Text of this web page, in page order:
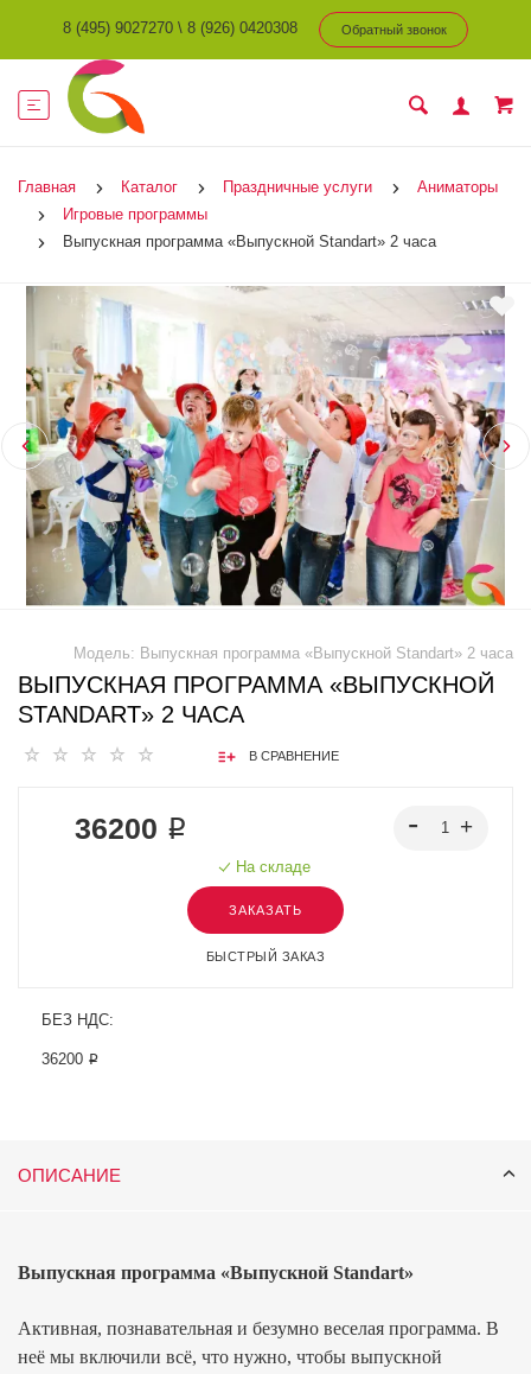
8 (495) 9027270 \ 8 (926) 0420308 Обратный звонок
Главная Каталог Праздничные услуги
Аниматоры
Игровые программы
Выпускная программа «Выпускной Standart» 2 часа
Модель: Выпускная программа «Выпускной Standart» 2 часа
ВЫПУСКНАЯ ПРОГРАММА «ВЫПУСКНОЙ
STANDART» 2 ЧАСА
В СРАВНЕНИЕ
36200 ₽
На складе
ЗАКАЗАТЬ
БЫСТРЫЙ ЗАКАЗ
БЕЗ НДС:
36200 ₽
ОПИСАНИЕ
Выпускная программа «Выпускной Standart»
Активная, познавательная и безумно веселая программа. В
неё мы включили всё, что нужно, чтобы выпускной